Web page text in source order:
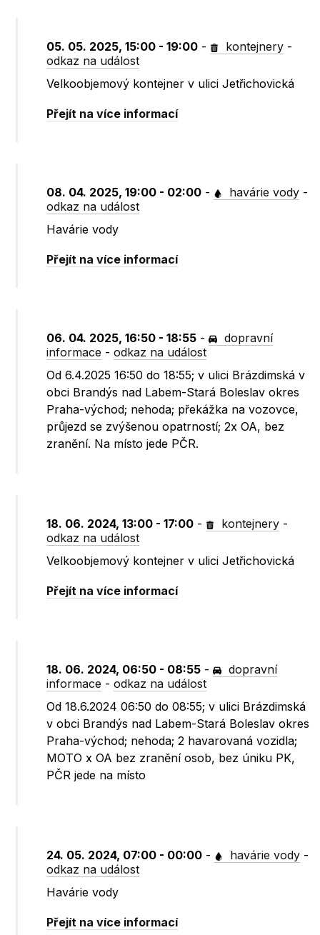
05. 05. 2025, 15:00 - 19:00 - kontejnery -
odkaz na událost
Velkoobjemový kontejner v ulici Jetřichovická
Přejít na více informací
08. 04. 2025, 19:00 - 02:00 - havárie vody -
odkaz na událost
Havárie vody
Přejít na více informací
06. 04. 2025, 16:50 - 18:55 -
dopravní
informace -odkaz na událost
Od 6.4.2025 16:50 do 18:55; v ulici Brázdimská v
obci Brandýs nad Labem-Stará Boleslav okres
Praha-východ; nehoda; překážka na vozovce,
průjezd se zvýšenou opatrností; 2x OA, bez
zranění. Na místo jede PČR.
18. 06. 2024, 13:00 - 17:00 - kontejnery -
odkaz na událost
Velkoobjemový kontejner v ulici Jetřichovická
Přejít na více informací
18. 06. 2024, 06:50 - 08:55 -
dopravní
informace -odkaz na událost
Od 18.6.2024 06:50 do 08:55; v ulici Brázdimská
v obci Brandýs nad Labem-Stará Boleslav okres
Praha-východ; nehoda; 2 havarovaná vozidla;
MOTO x OA bez zranění osob, bez úniku PK,
PČR jede na místo
24. 05. 2024, 07:00 - 00:00 - havárie vody -
odkaz na událost
Havárie vody
Přejít na více informací